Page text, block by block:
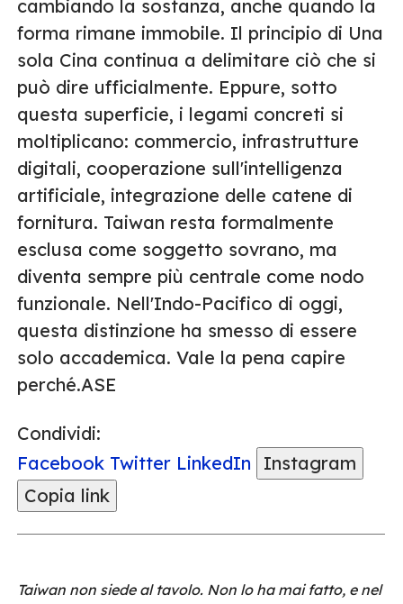
cambiando la sostanza, anche quando la
forma rimane immobile. Il principio di Una
sola Cina continua a delimitare ciò che si
può dire ufficialmente. Eppure, sotto
questa superficie, i legami concreti si
moltiplicano: commercio, infrastrutture
digitali, cooperazione sull'intelligenza
artificiale, integrazione delle catene di
fornitura. Taiwan resta formalmente
esclusa come soggetto sovrano, ma
diventa sempre più centrale come nodo
funzionale. Nell'Indo-Pacifico di oggi,
questa distinzione ha smesso di essere
solo accademica. Vale la pena capire
perché.ASE
Condividi:
Facebook Twitter LinkedIn
Instagram
Copia link
Taiwan non siede al tavolo. Non lo ha mai fatto, e nel